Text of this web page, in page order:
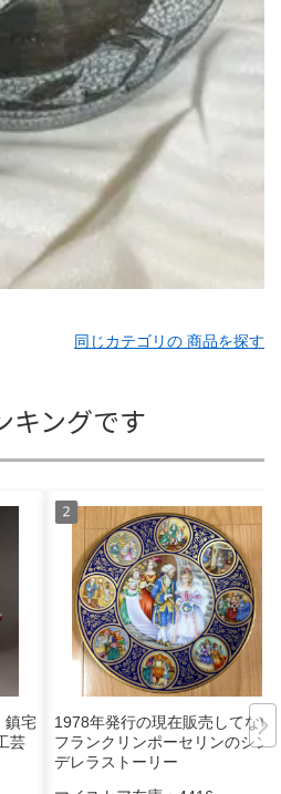
同じカテゴリの 商品を探す
キングです
鎮宅
芸
1978年発行の現在販売してない
フランクリンポーセリンのシン
デレラストーリー